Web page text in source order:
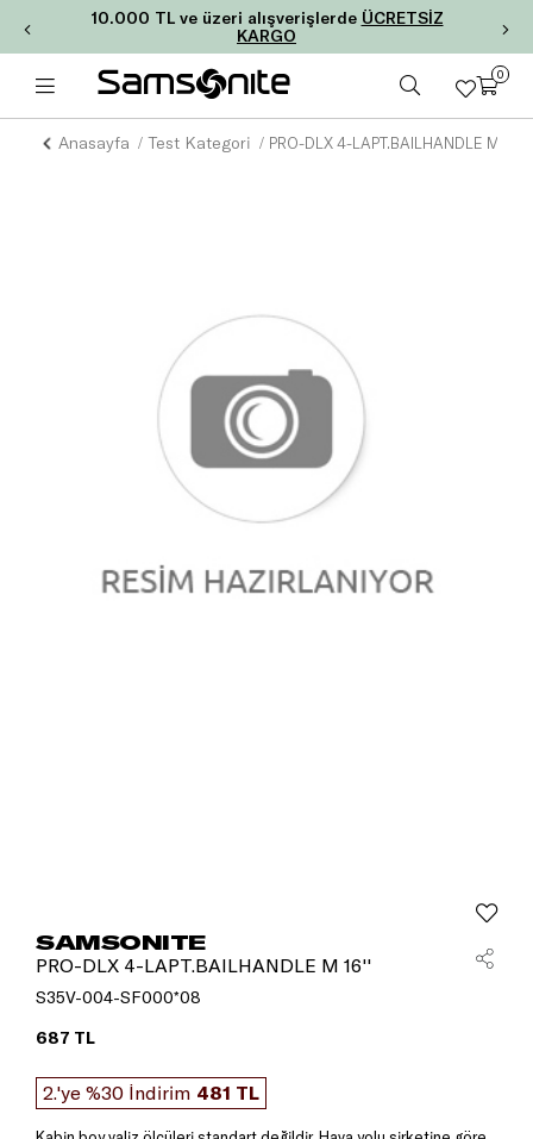
10.000 TL ve üzeri alışverişlerde ÜCRETSİZ
KARGO
0
Anasayfa Test Kategori PRO-DLX 4-LAPT.BAILHANDLE M 16''
SAMSONITE
PRO-DLX 4-LAPT.BAILHANDLE M 16''
S35V-004-SF000*08
687 TL
2.'ye %30 İndirim 481 TL